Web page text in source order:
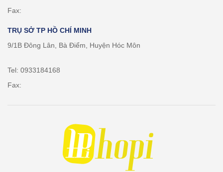
Fax:
TRỤ SỞ TP HỒ CHÍ MINH
9/1B Đông Lân, Bà Điểm, Huyện Hóc Môn
Tel: 0933184168
Fax: